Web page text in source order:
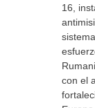
16,
con el